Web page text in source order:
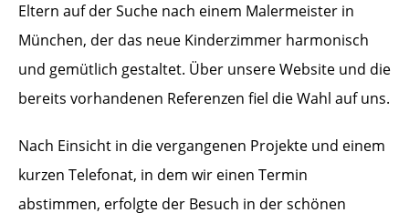
Eltern auf der Suche nach einem Malermeister in
München, der das neue Kinderzimmer harmonisch
und gemütlich gestaltet. Über unsere Website und die
bereits vorhandenen Referenzen fiel die Wahl auf uns.
Nach Einsicht in die vergangenen Projekte und einem
kurzen Telefonat, in dem wir einen Termin
abstimmen, erfolgte der Besuch in der schönen